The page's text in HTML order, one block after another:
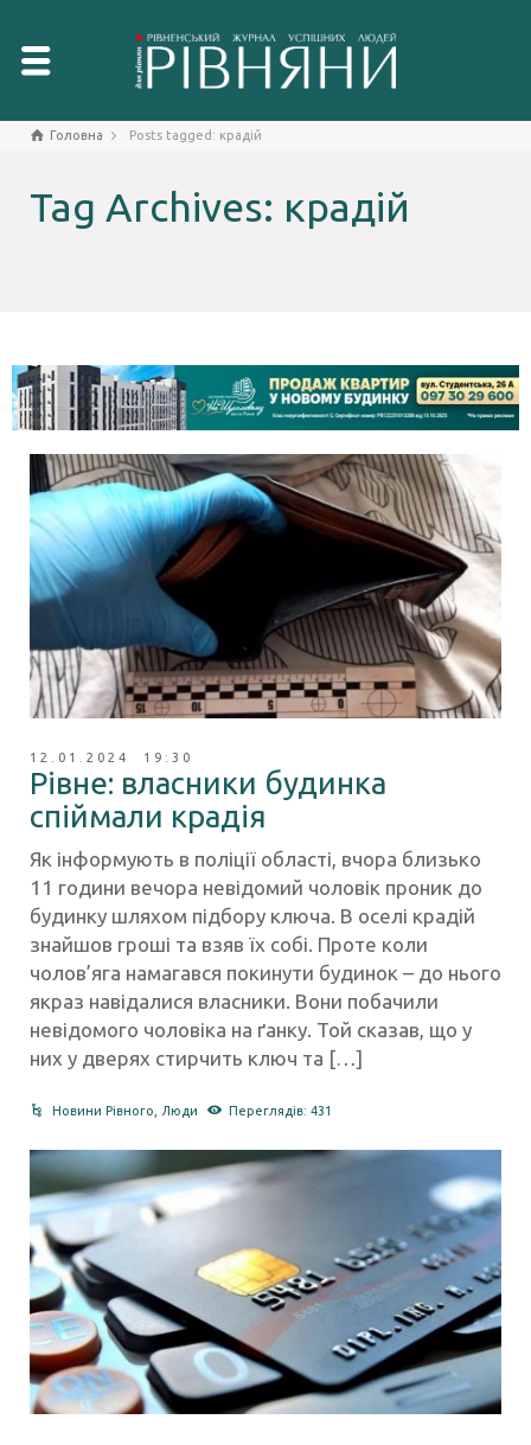
Головна Posts tagged: крадій
Tag Archives: крадій
12.01.2024 19:30
Рівне: власники будинка
спіймали крадія
Як інформують в поліції області, вчора близько
11 години вечора невідомий чоловік проник до
будинку шляхом підбору ключа. В оселі крадій
знайшов гроші та взяв їх собі. Проте коли
чолов’яга намагався покинути будинок – до нього
якраз навідалися власники. Вони побачили
невідомого чоловіка на ґанку. Той сказав, що у
них у дверях стирчить ключ та […]
Новини Рівного Люди Переглядів: 431